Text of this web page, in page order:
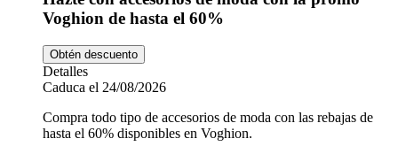
Voghion de hasta el 60%
Obtén descuento
Detalles
Caduca el 24/08/2026
Compra todo tipo de accesorios de moda con las rebajas de
hasta el 60% disponibles en Voghion.